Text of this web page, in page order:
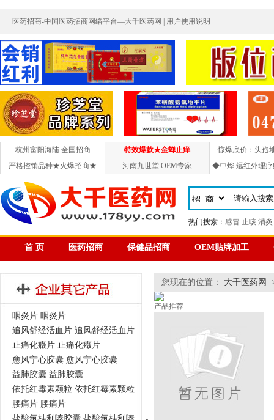
医药招商-中国医药招商网络平台—大千医药网 | 用户使用说明
杭州富阳海陆 全国招商 特效爆款★金蝉止痒
惊爆底价：头孢
严格控销品种★火爆招商★
河南九世堂 OEM专家 ◆中烨 远红外理疗
热门搜索： 感冒 止咳 消炎
首 页 医药招商 保健品招商 OEM贴牌加工
咽炎片 咽炎片
追风舒经活血片 追风舒经活血片
止痛化癥片 止痛化癥片
愈风宁心胶囊 愈风宁心胶囊
益肺胶囊 益肺胶囊
依托红霉素颗粒 依托红霉素颗粒
腰痛片 腰痛片
您现在的位置： 大千医药网
产品推荐